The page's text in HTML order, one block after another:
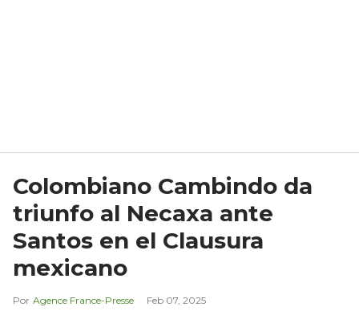
Colombiano Cambindo da
triunfo al Necaxa ante
Santos en el Clausura
mexicano
Agence France-Presse Feb 07, 2025